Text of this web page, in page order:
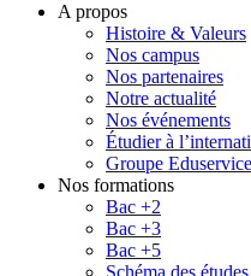
A propos
Histoire & Valeurs
Nos campus
Nos partenaires
Notre actualité
Nos événements
Étudier à
Groupe
Nos formations
Bac +2
Bac +3
Bac +5